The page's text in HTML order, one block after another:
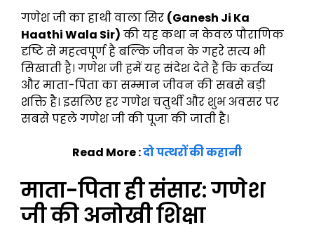
गणेश जी का हाथी वाला सिर (Ganesh Ji Ka
Haathi Wala Sir) की यह कथा न केवल पौराणिक
दृष्टि से महत्वपूर्ण है बल्कि जीवन के गहरे सत्य भी
सिखाती है। गणेश जी हमें यह संदेश देते हैं कि कर्तव्य
और माता-पिता का सम्मान जीवन की सबसे बड़ी
शक्ति है। इसलिए हर गणेश चतुर्थी और शुभ अवसर पर
सबसे पहले गणेश जी की पूजा की जाती है।
Read More :दो पत्थरों की कहानी
माता-पिता ही संसार: गणेश
जी की अनोखी शिक्षा